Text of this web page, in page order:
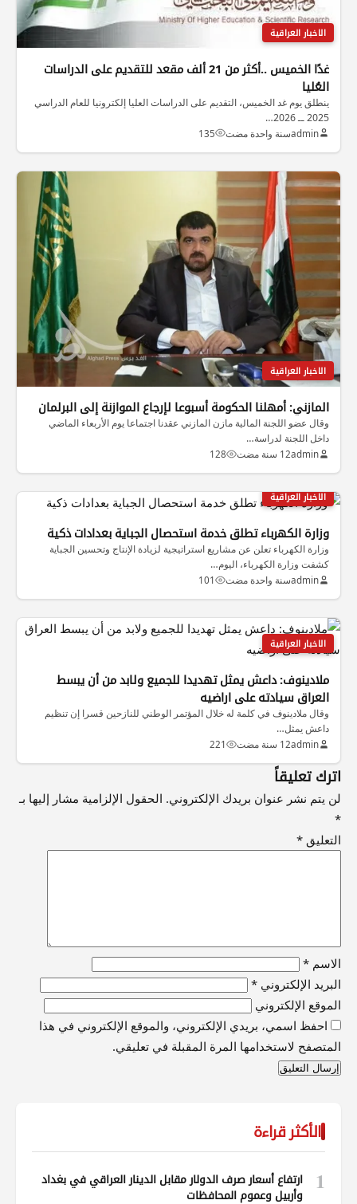
الاخبار العراقية
غدًا الخميس ..أكثر من 21 ألف مقعد للتقديم على الدراسات
العُليا
ينطلق يوم غد الخميس، التقديم على الدراسات العليا إلكترونيا للعام الدراسي
2025 ــ 2026…
adminسنة واحدة مضت 135
الاخبار العراقية
المازني: أمهلنا الحكومة أسبوعا لإرجاع الموازنة إلى البرلمان
وقال عضو اللجنة المالية مازن المازني عقدنا اجتماعا يوم الأربعاء الماضي
داخل اللجنة لدراسة…
admin12 سنة مضت 128
الاخبار العراقية
وزارة الكهرباء تطلق خدمة استحصال الجباية بعدادات ذكية
وزارة الكهرباء تعلن عن مشاريع استراتيجية لزيادة الإنتاج وتحسين الجباية
كشفت وزارة الكهرباء، اليوم…
adminسنة واحدة مضت 101
الاخبار العراقية
ملادينوف: داعش يمثل تهديدا للجميع ولابد من أن يبسط
العراق سيادته على اراضيه
وقال ملادينوف في كلمة له خلال المؤتمر الوطني للنازحين قسرا إن تنظيم
داعش يمثل…
admin12 سنة مضت 221
اترك تعليقاً
لن يتم نشر عنوان بريدك الإلكتروني. الحقول الإلزامية مشار إليها بـ
*
التعليق *
الاسم *
البريد الإلكتروني *
الموقع الإلكتروني
احفظ اسمي، بريدي الإلكتروني، والموقع الإلكتروني في هذا
المتصفح لاستخدامها المرة المقبلة في تعليقي.
الأكثر قراءة
1
ارتفاع أسعار صرف الدولار مقابل الدينار العراقي في بغداد
وأربيل وعموم المحافظات